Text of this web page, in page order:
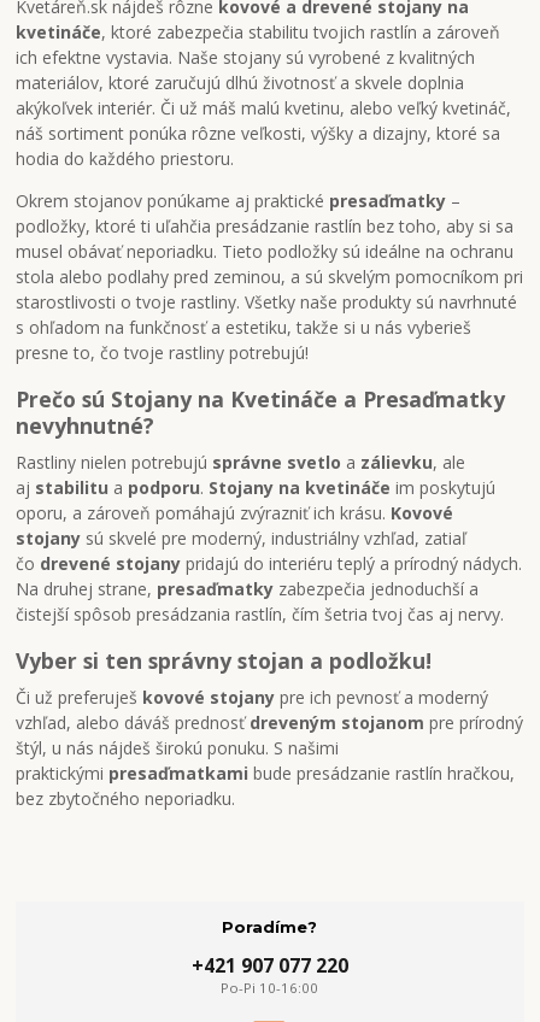
Kvetáreň.sk nájdeš rôzne kovové a drevené stojany na
kvetináče, ktoré zabezpečia stabilitu tvojich rastlín a zároveň
ich efektne vystavia. Naše stojany sú vyrobené z kvalitných
materiálov, ktoré zaručujú dlhú životnosť a skvele doplnia
akýkoľvek interiér. Či už máš malú kvetinu, alebo veľký kvetináč,
náš sortiment ponúka rôzne veľkosti, výšky a dizajny, ktoré sa
hodia do každého priestoru.
Okrem stojanov ponúkame aj praktické presaďmatky –
podložky, ktoré ti uľahčia presádzanie rastlín bez toho, aby si sa
musel obávať neporiadku. Tieto podložky sú ideálne na ochranu
stola alebo podlahy pred zeminou, a sú skvelým pomocníkom pri
starostlivosti o tvoje rastliny. Všetky naše produkty sú navrhnuté
s ohľadom na funkčnosť a estetiku, takže si u nás vyberieš
presne to, čo tvoje rastliny potrebujú!
Prečo sú Stojany na Kvetináče a Presaďmatky
nevyhnutné?
Rastliny nielen potrebujú správne svetlo a zálievku, ale
aj stabilitu a podporu. Stojany na kvetináče im poskytujú
oporu, a zároveň pomáhajú zvýrazniť ich krásu. Kovové
stojany sú skvelé pre moderný, industriálny vzhľad, zatiaľ
čo drevené stojany pridajú do interiéru teplý a prírodný nádych.
Na druhej strane, presaďmatky zabezpečia jednoduchší a
čistejší spôsob presádzania rastlín, čím šetria tvoj čas aj nervy.
Vyber si ten správny stojan a podložku!
Či už preferuješ kovové stojany pre ich pevnosť a moderný
vzhľad, alebo dáváš prednosťdreveným stojanom pre prírodný
štýl, u nás nájdeš širokú ponuku. S našimi
praktickými presaďmatkami bude presádzanie rastlín hračkou,
bez zbytočného neporiadku.
Poradíme?
+421 907 077 220
Po-Pi 10-16:00